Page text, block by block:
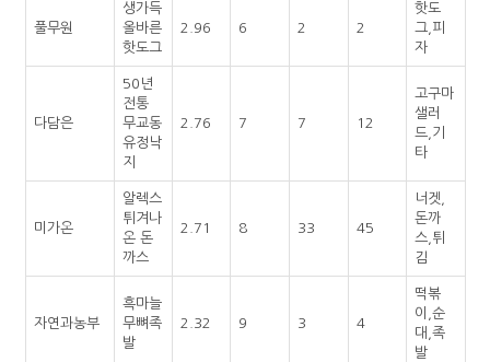
풀무원
생가득
올바른
핫도그
2.96 6 2 2
핫도
그,피
자
다담은
50년
전통
무교동
유정낙
지
2.76 7 7 12
고구마
샐러
드,기
타
미가온
알렉스
튀겨나
온 돈
까스
2.71 8 33 45
너겟,
돈까
스,튀
김
자연과농부
흑마늘
무뼈족
발
2.32 9 3 4
떡볶
이,순
대,족
발